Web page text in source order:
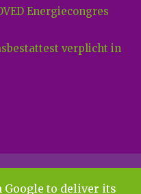
Energiecongres
verplicht in
en privacy policy
to deliver its